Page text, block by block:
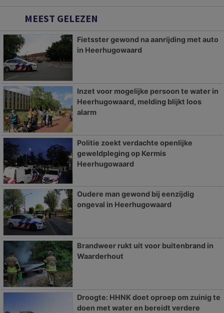
MEEST GELEZEN
Fietsster gewond na aanrijding met auto
in Heerhugowaard
Inzet voor mogelijke persoon te water in
Heerhugowaard, melding blijkt loos
alarm
Politie zoekt verdachte openlijke
geweldpleging op Kermis
Heerhugowaard
Oudere man gewond bij eenzijdig
ongeval in Heerhugowaard
Brandweer rukt uit voor buitenbrand in
Waarderhout
Droogte: HHNK doet oproep om zuinig te
doen met water en bereidt verdere